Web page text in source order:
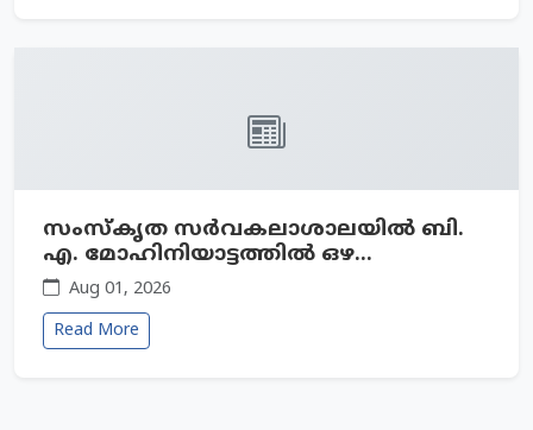
സംസ്‌കൃത സർവകലാശാലയിൽ ബി.
എ. മോഹിനിയാട്ടത്തില്‍ ഒഴ...
Aug 01, 2026
Read More